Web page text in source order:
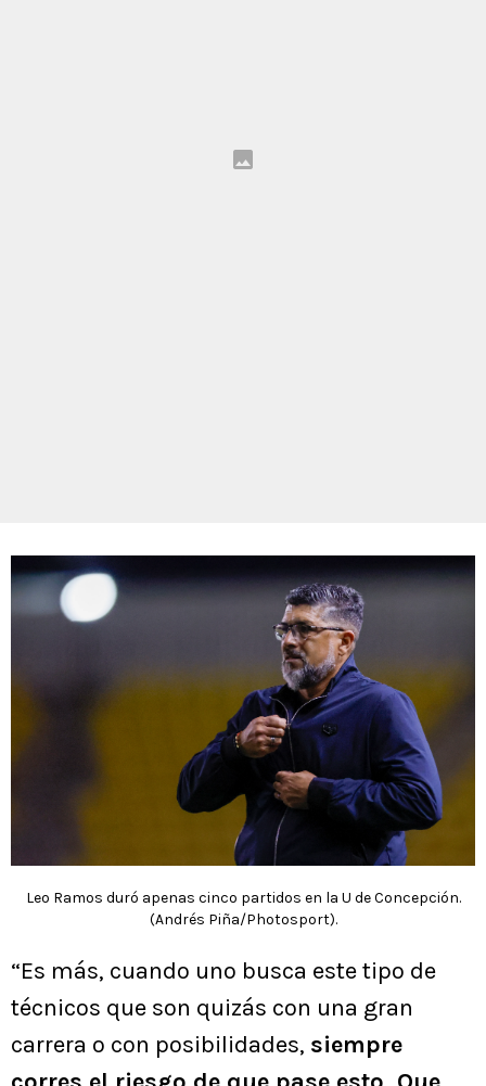
Leo Ramos duró apenas cinco partidos en la U de Concepción.
(Andrés Piña/Photosport).
“Es más, cuando uno busca este tipo de
técnicos que son quizás con una gran
carrera o con posibilidades, siempre